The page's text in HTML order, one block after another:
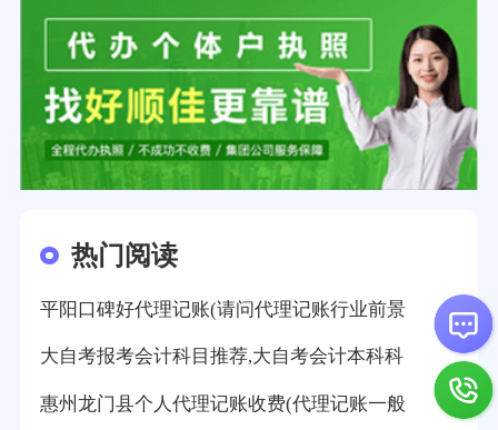
热门阅读
平阳口碑好代理记账(请问代理记账行业前景
大自考报考会计科目推荐,大自考会计本科科
惠州龙门县个人代理记账收费(代理记账一般